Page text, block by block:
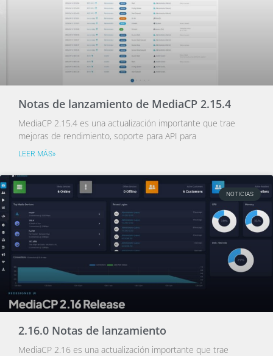
Notas de lanzamiento de MediaCP 2.15.4
MediaCP 2.15.4 es una actualización importante que trae
mejoras de rendimiento, soporte para API para
LEER MÁS»
NOTICIAS
2.16.0 Notas de lanzamiento
MediaCP 2.16 es una actualización importante que trae